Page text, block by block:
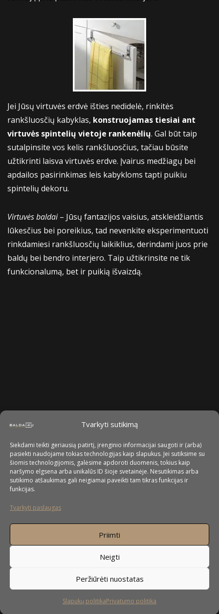
Tvarkyti sutikimą
Siekdami teikti geriausią patirtį, įrenginio informacijai saugoti ir (arba)
pasiekti naudojame tokias technologijas kaip slapukus. Jei sutiksime su
šiomis technologijomis, galėsime apdoroti duomenis, tokius kaip
naršymo elgsena arba unikalūs ID šioje svetainėje. Nesutikimas arba
sutikimo atšaukimas gali neigiamai paveikti tam tikras funkcijas ir
funkcijas.
Tvarkyti paslaugas
Priimti
Neigti
Peržiūrėti nuostatas
Slapukų politikaPrivatumo politika
Jei Jūsų virtuvės erdvė išties nedidelė, rinkitės
rankšluosčių kabyklas, konstruojamas tiesiai ant
virtuvės spintelių vietoje rankenėlių. Gal būt taip
sutalpinsite vos kelis rankšluosčius, tačiau būsite
užtikrinti laisva virtuvės erdve. Įvairus medžiagų bei
apdailos pasirinkimas leis kabykloms tapti puikiu
spintelių dekoru.
Virtuvės baldai– Jūsų fantazijos vaisius, atskleidžiantis
lūkesčius bei poreikius, tad nevenkite eksperimentuoti
rinkdamiesi rankšluosčių laikiklius, derindami juos prie
baldų bei bendro interjero. Taip užtikrinsite ne tik
funkcionalumą, bet ir puikią išvaizdą.